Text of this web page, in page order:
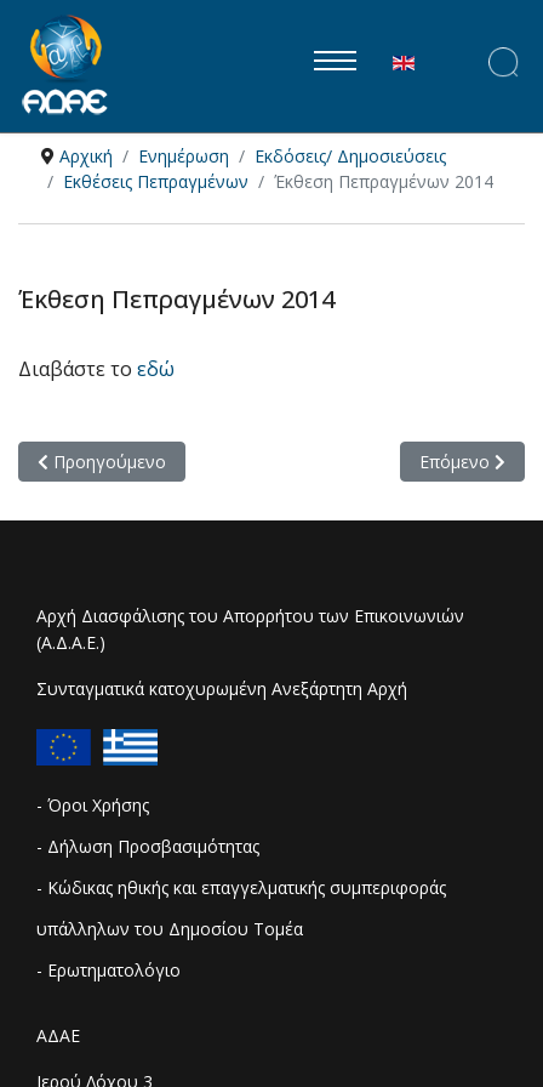
Επιλέξτε τη
Αρχική Ενημέρωση
Εκδόσεις/ Δημοσιεύσεις
Εκθέσεις Πεπραγμένων
Έκθεση Πεπραγμένων 2014
Έκθεση Πεπραγμένων 2014
Διαβάστε το εδώ
Προηγούμενο άρθρο: Έκθεση Πεπραγμένων 2015
Προηγούμενο Επόμενο
Επόμενο
Αρχή Διασφάλισης του Απορρήτου των Επικοινωνιών
(Α.Δ.Α.Ε.)
Συνταγματικά κατοχυρωμένη Ανεξάρτητη Αρχή
- Όροι Χρήσης
- Δήλωση Προσβασιμότητας
- Κώδικας ηθικής και επαγγελματικής συμπεριφοράς
υπάλληλων του Δημοσίου Τομέα
- Ερωτηματολόγιο
ΑΔΑΕ
Ιερού Λόχου 3